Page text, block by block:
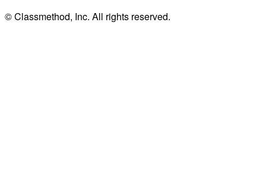
© Classmethod, Inc. All rights reserved.